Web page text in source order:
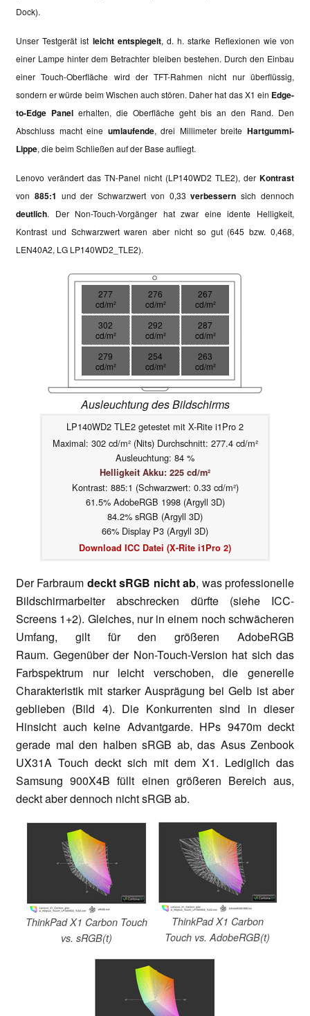
Dock).
Unser Testgerät ist leicht entspiegelt, d. h. starke Reflexionen wie von
einer Lampe hinter dem Betrachter bleiben bestehen. Durch den Einbau
einer Touch-Oberfläche wird der TFT-Rahmen nicht nur überflüssig,
sondern er würde beim Wischen auch stören. Daher hat das X1 ein Edge-
to-Edge Panel erhalten, die Oberfläche geht bis an den Rand. Den
Abschluss macht eine umlaufende, drei Millimeter breiteHartgummi-
Lippe, die beim Schließen auf der Base aufliegt.
Lenovo verändert das TN-Panel nicht (LP140WD2 TLE2), der Kontrast
von 885:1 und der Schwarzwert von 0,33verbessernsich dennoch
deutlich. Der Non-Touch-Vorgänger hat zwar eine idente Helligkeit,
Kontrast und Schwarzwert waren aber nicht so gut (645 bzw. 0,468,
LEN40A2, LG LP140WD2_TLE2).
277
cd/m²
276
cd/m²
267
cd/m²
302
cd/m²
292
cd/m²
287
cd/m²
279
cd/m²
254
cd/m²
263
cd/m²
Ausleuchtung des Bildschirms
LP140WD2 TLE2 getestet mit X-Rite i1Pro 2
Maximal: 302 cd/m² (Nits) Durchschnitt: 277.4 cd/m²
Ausleuchtung: 84 %
Helligkeit Akku: 225 cd/m²
Kontrast: 885:1 (Schwarzwert: 0.33 cd/m²)
61.5% AdobeRGB 1998 (Argyll 3D)
84.2% sRGB (Argyll 3D)
66% Display P3 (Argyll 3D)
Download ICC Datei (X-Rite i1Pro 2)
Der Farbraum deckt sRGB nicht ab, was professionelle
Bildschirmarbeiter abschrecken dürfte (siehe ICC-
Screens 1+2). Gleiches, nur in einem noch schwächeren
Umfang, gilt für den größeren AdobeRGB
Raum. Gegenüber der Non-Touch-Version hat sich das
Farbspektrum nur leicht verschoben, die generelle
Charakteristik mit starker Ausprägung bei Gelb ist aber
geblieben (Bild 4). Die Konkurrenten sind in dieser
Hinsicht auch keine Advantgarde. HPs 9470m deckt
gerade mal den halben sRGB ab, das Asus Zenbook
UX31A Touch deckt sich mit dem X1. Lediglich das
Samsung 900X4B füllt einen größeren Bereich aus,
deckt aber dennoch nicht sRGB ab.
ThinkPad X1 Carbon Touch
vs. sRGB(t)
ThinkPad X1 Carbon
Touch vs. AdobeRGB(t)